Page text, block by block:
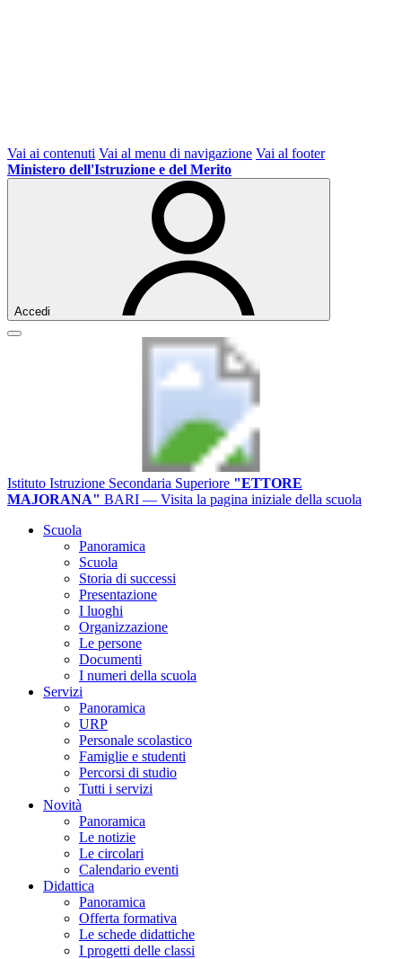
Vai ai contenuti Vai al menu di navigazione Vai al footer
Ministero dell'Istruzione e del Merito
Accedi
Istituto Istruzione Secondaria Superiore "ETTORE
MAJORANA" BARI — Visita la pagina iniziale della scuola
Scuola
Panoramica
Scuola
Storia di successi
Presentazione
I luoghi
Organizzazione
Le persone
Documenti
I numeri della scuola
Servizi
Panoramica
URP
Personale scolastico
Famiglie e studenti
Percorsi di studio
Tutti i servizi
Novità
Panoramica
Le notizie
Le circolari
Calendario eventi
Didattica
Panoramica
Offerta formativa
Le schede didattiche
I progetti delle classi